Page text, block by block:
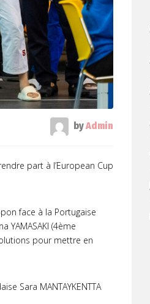
byAdmin
part à l’European Cup
face à la Portugaise
YAMASAKI (4ème
pour mettre en
Sara MANTAYKENTTA